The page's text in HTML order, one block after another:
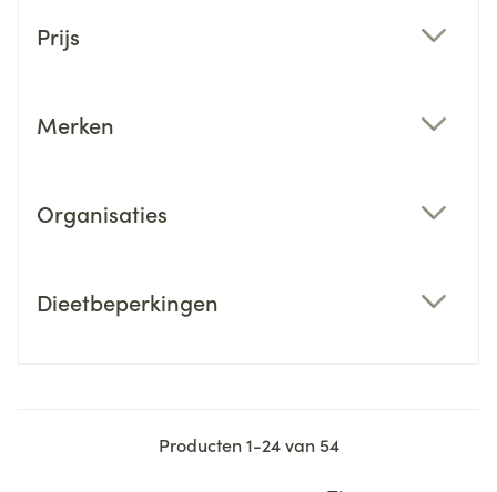
Prijs
Merken
Organisaties
Dieetbeperkingen
Producten1-24van54